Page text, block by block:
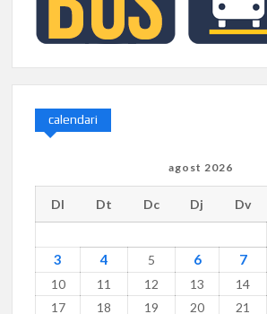
calendari
agost 2026
Dl Dt Dc Dj Dv
3
4 5 6 7
10
11 12 13 14
17
18 19 20 21